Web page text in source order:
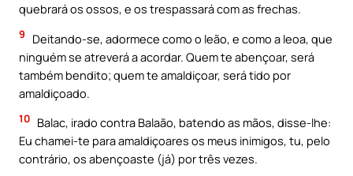
quebrará os ossos, e os trespassará com as frechas.
9
Deitando-se, adormece como o leão, e como a leoa, que
ninguém se atreverá a acordar. Quem te abençoar, será
também bendito; quem te amaldiçoar, será tido por
amaldiçoado.
10 Balac, irado contra Balaão, batendo as mãos, disse-lhe:
Eu chamei-te para amaldiçoares os meus inimigos, tu, pelo
contrário, os abençoaste (já) por três vezes.